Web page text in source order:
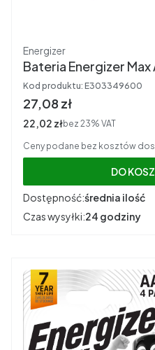
Producent
Energizer
Bateria Energizer
Kod produktu: E303349600
Cena brutto
27,08 zł
Cena netto
22,02 złbez 23% VAT
Ceny podane bez kosztów
DO
Dostępność:średnia ilość
Czas wysyłki:24 godziny